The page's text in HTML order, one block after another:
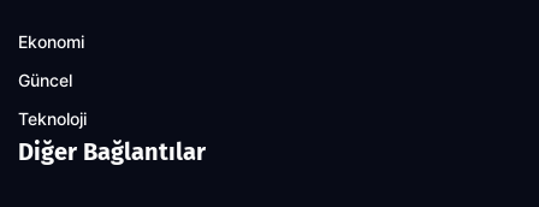
Ekonomi
Güncel
Teknoloji
Diğer Bağlantılar